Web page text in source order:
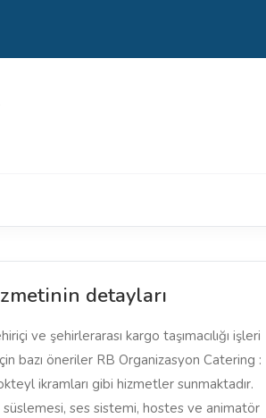
detayları
ve şehirlerarası kargo taşımacılığı işleri
bazı öneriler RB Organizasyon Catering :
ikramları gibi hizmetler sunmaktadır.
ses sistemi, hostes ve animatör